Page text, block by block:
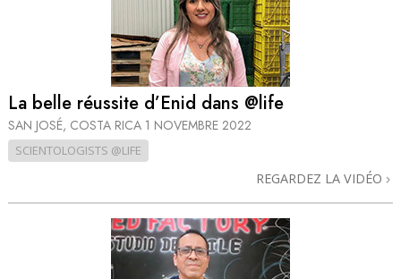
La belle réussite d’Enid dans @life
SAN JOSÉ, COSTA RICA 1 NOVEMBRE 2022
SCIENTOLOGISTS @LIFE
REGARDEZ LA VIDÉO